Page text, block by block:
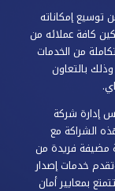
إمكاناته
كافة عملائه من
من الخدمات
وذلك بالتعاون
إدارة شركة
الشراكة مع
مضيفة فريدة من
خدمات إصدار
بمعايير أمان